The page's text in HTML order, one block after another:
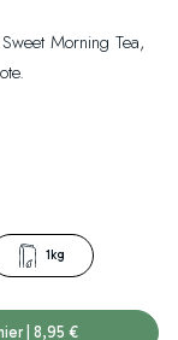
Morning Tea,
1kg
Ajouter au panier | 8,95 €